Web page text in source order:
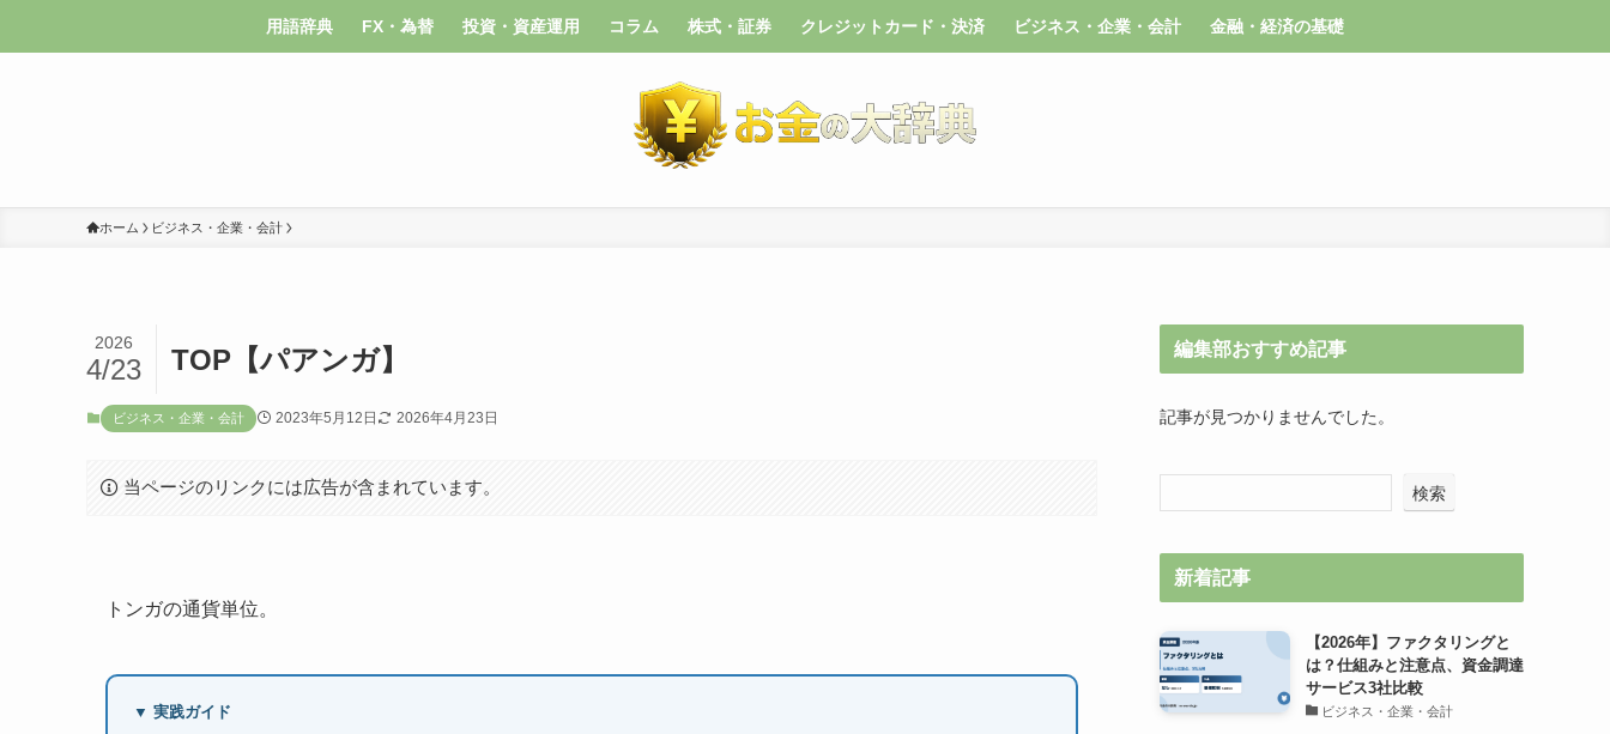
用語辞典 FX・為替 投資・資産運用 コラム 株式・証券 クレジットカード・決済 ビジネス・企業・会計 金融・経済の基礎
ホーム ビジネス・企業・会計
TOP【パアンガ】
2026
4/23
ビジネス・企業・会計 2023年5月12日 2026年4月23日
当ページのリンクには広告が含まれています。
トンガの通貨単位。
▼ 実践ガイド
編集部おすすめ記事
記事が見つかりませんでした。
検索
新着記事
【2026年】ファクタリングと
は？仕組みと注意点、資金調達
サービス3社比較
ビジネス・企業・会計